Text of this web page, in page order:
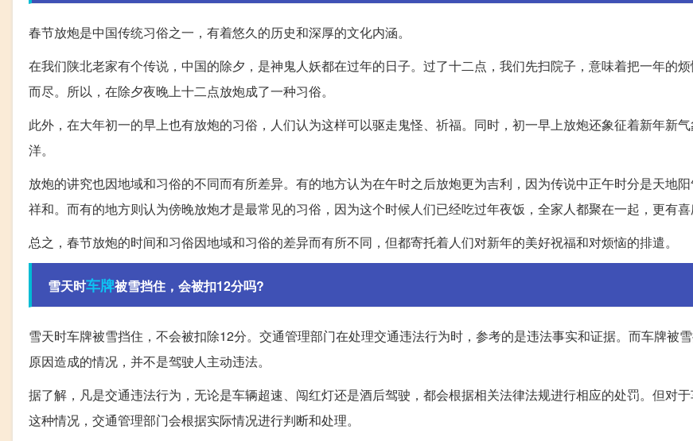
春节放炮是中国传统习俗之一，有着悠久的历史和深厚的文化内涵。
在我们陕北老家有个传说，中国的除夕，是神鬼人妖都在过年的日子。过了十二点，我们先扫院子，意味着把一年的
而尽。所以，在除夕夜晚上十二点放炮成了一种习俗。
此外，在大年初一的早上也有放炮的习俗，人们认为这样可以驱走鬼怪、祈福。同时，初一早上放炮还象征着新年新
洋。
放炮的讲究也因地域和习俗的不同而有所差异。有的地方认为在午时之后放炮更为吉利，因为传说中正午时分是天地
祥和。而有的地方则认为傍晚放炮才是最常见的习俗，因为这个时候人们已经吃过年夜饭，全家人都聚在一起，更有喜
总之，春节放炮的时间和习俗因地域和习俗的差异而有所不同，但都寄托着人们对新年的美好祝福和对烦恼的排遣。
雪天时车牌被雪挡住，会被扣12分吗?
雪天时车牌被雪挡住，不会被扣除12分。交通管理部门在处理交通违法行为时，参考的是违法事实和证据。而车牌被
原因造成的情况，并不是驾驶人主动违法。
据了解，凡是交通违法行为，无论是车辆超速、闯红灯还是酒后驾驶，都会根据相关法律法规进行相应的处罚。但对
这种情况，交通管理部门会根据实际情况进行判断和处理。